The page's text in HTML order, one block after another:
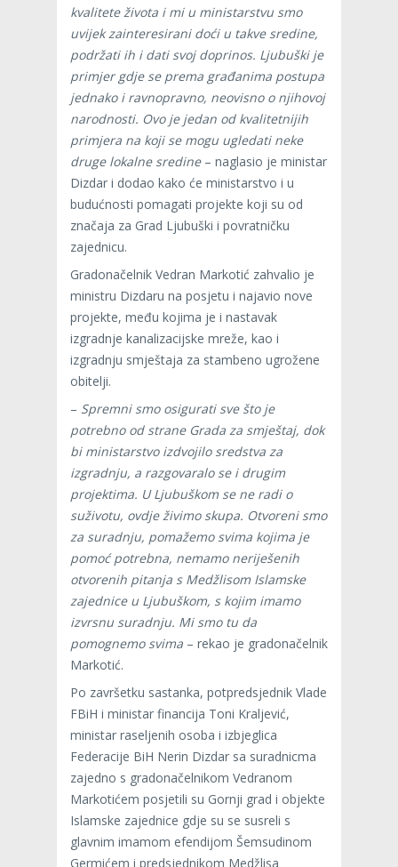
kvalitete života i mi u ministarstvu smo
uvijek zainteresirani doći u takve sredine,
podržati ih i dati svoj doprinos. Ljubuški je
primjer gdje se prema građanima postupa
jednako i ravnopravno, neovisno o njihovoj
narodnosti. Ovo je jedan od kvalitetnijih
primjera na koji se mogu ugledati neke
druge lokalne sredine– naglasio je ministar
Dizdar i dodao kako će ministarstvo i u
budućnosti pomagati projekte koji su od
značaja za Grad Ljubuški i povratničku
zajednicu.
Gradonačelnik Vedran Markotić zahvalio je
ministru Dizdaru na posjetu i najavio nove
projekte, među kojima je i nastavak
izgradnje kanalizacijske mreže, kao i
izgradnju smještaja za stambeno ugrožene
obitelji.
– Spremni smo osigurati sve što je
potrebno od strane Grada za smještaj, dok
bi ministarstvo izdvojilo sredstva za
izgradnju, a razgovaralo se i drugim
projektima. U Ljubuškom se ne radi o
suživotu, ovdje živimo skupa. Otvoreni smo
za suradnju, pomažemo svima kojima je
pomoć potrebna, nemamo neriješenih
otvorenih pitanja s Medžlisom Islamske
zajednice u Ljubuškom, s kojim imamo
izvrsnu suradnju. Mi smo tu da
pomognemo svima – rekao je gradonačelnik
Markotić.
Po završetku sastanka, potpredsjednik Vlade
FBiH i ministar financija Toni Kraljević,
ministar raseljenih osoba i izbjeglica
Federacije BiH Nerin Dizdar sa suradnicma
zajedno s gradonačelnikom Vedranom
Markotićem posjetili su Gornji grad i objekte
Islamske zajednice gdje su se susreli s
glavnim imamom efendijom Šemsudinom
Germićem i predsjednikom Medžlisa